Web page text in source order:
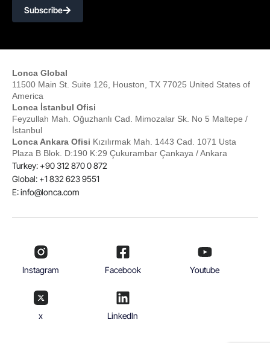
Subscribe
Lonca Global
11500 Main St. Suite 126, Houston, TX 77025 United States of
America
Lonca İstanbul Ofisi
Feyzullah Mah. Oğuzhanlı Cad. Mimozalar Sk. No 5 Maltepe /
İstanbul
Lonca Ankara Ofisi Kızılırmak Mah. 1443 Cad. 1071 Usta
Plaza B Blok. D:190 K:29 Çukurambar Çankaya / Ankara
Turkey: +90 312 870 0 872
Global: +1 832 623 9551
E:info@lonca.com
Instagram Facebook Youtube
x Linkedln